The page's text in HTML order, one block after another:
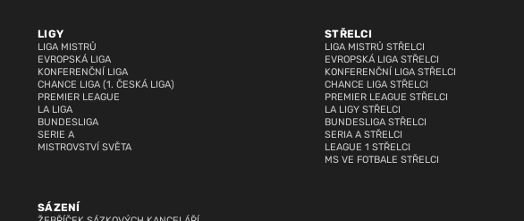
LIGY
LIGA MISTRŮ
EVROPSKÁ LIGA
KONFERENČNÍ LIGA
CHANCE LIGA (1. ČESKÁ LIGA)
PREMIER LEAGUE
LA LIGA
BUNDESLIGA
SERIE A
MISTROVSTVÍ SVĚTA
STŘELCI
LIGA MISTRŮ STŘELCI
EVROPSKÁ LIGA STŘELCI
KONFERENČNÍ LIGA STŘELCI
CHANCE LIGA STŘELCI
PREMIER LEAGUE STŘELCI
LA LIGY STŘELCI
BUNDESLIGA STŘELCI
SERIA A STŘELCI
LEAGUE 1 STŘELCI
MS VE FOTBALE STŘELCI
SÁZENÍ